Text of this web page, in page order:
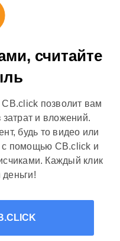
считайте
позволит вам
и вложений.
будь то видео или
с помощью CB.click и
Каждый клик